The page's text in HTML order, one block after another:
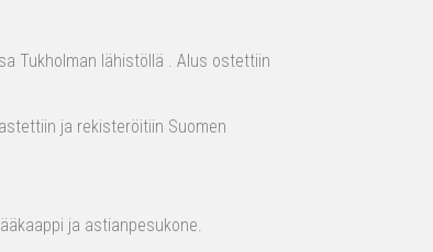
Tukholman lähistöllä . Alus ostettiin
ja rekisteröitiin Suomen
ja astianpesukone.